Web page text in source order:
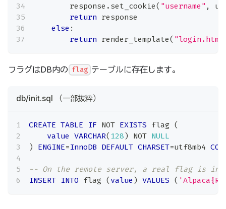
        response
. set_cookie( "username" ,
return response
else :
return render_template(
フラグはDB内の flag テーブルに存在します。
db/init.sql （一部抜粋）
CREATE TABLE IF NOT EXISTS flag (
value
VARCHAR( 128) NOT NULL
)
ENGINE=InnoDB DEFAULT CHARSET=utf8mb4
-- On the remote server, a real flag is
INSERT
INTO flag ( value ) VALUES (